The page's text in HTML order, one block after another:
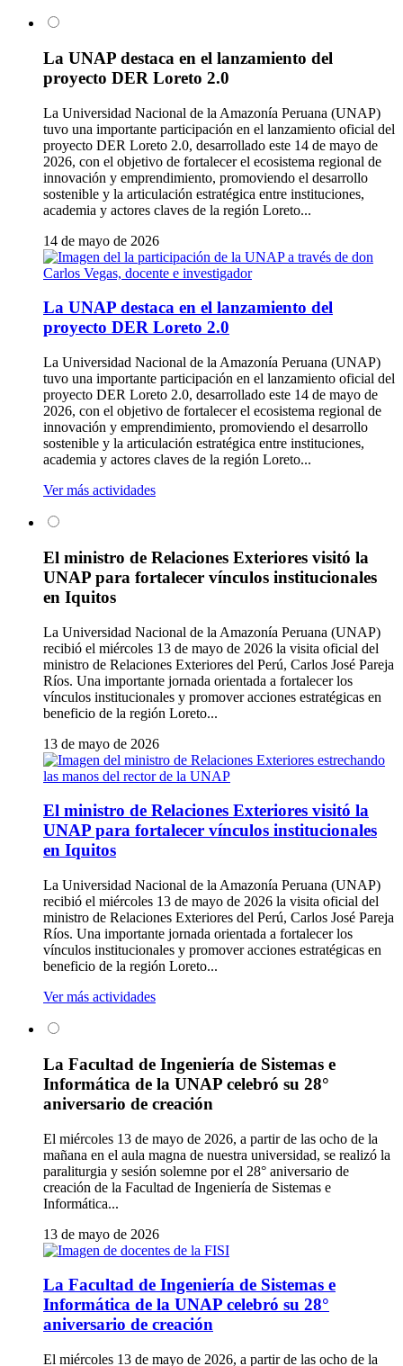
La UNAP destaca en el lanzamiento del
proyecto DER Loreto 2.0
La Universidad Nacional de la Amazonía Peruana (UNAP)
tuvo una importante participación en el lanzamiento oficial del
proyecto DER Loreto 2.0, desarrollado este 14 de mayo de
2026, con el objetivo de fortalecer el ecosistema regional de
innovación y emprendimiento, promoviendo el desarrollo
sostenible y la articulación estratégica entre instituciones,
academia y actores claves de la región Loreto...
14 de mayo de 2026
La UNAP destaca en el lanzamiento del
proyecto DER Loreto 2.0
La Universidad Nacional de la Amazonía Peruana (UNAP)
tuvo una importante participación en el lanzamiento oficial del
proyecto DER Loreto 2.0, desarrollado este 14 de mayo de
2026, con el objetivo de fortalecer el ecosistema regional de
innovación y emprendimiento, promoviendo el desarrollo
sostenible y la articulación estratégica entre instituciones,
academia y actores claves de la región Loreto...
Ver más actividades
El ministro de Relaciones Exteriores visitó la
UNAP para fortalecer vínculos institucionales
en Iquitos
La Universidad Nacional de la Amazonía Peruana (UNAP)
recibió el miércoles 13 de mayo de 2026 la visita oficial del
ministro de Relaciones Exteriores del Perú, Carlos José Pareja
Ríos. Una importante jornada orientada a fortalecer los
vínculos institucionales y promover acciones estratégicas en
beneficio de la región Loreto...
13 de mayo de 2026
El ministro de Relaciones Exteriores visitó la
UNAP para fortalecer vínculos institucionales
en Iquitos
La Universidad Nacional de la Amazonía Peruana (UNAP)
recibió el miércoles 13 de mayo de 2026 la visita oficial del
ministro de Relaciones Exteriores del Perú, Carlos José Pareja
Ríos. Una importante jornada orientada a fortalecer los
vínculos institucionales y promover acciones estratégicas en
beneficio de la región Loreto...
Ver más actividades
La Facultad de Ingeniería de Sistemas e
Informática de la UNAP celebró su 28°
aniversario de creación
El miércoles 13 de mayo de 2026, a partir de las ocho de la
mañana en el aula magna de nuestra universidad, se realizó la
paraliturgia y sesión solemne por el 28° aniversario de
creación de la Facultad de Ingeniería de Sistemas e
Informática...
13 de mayo de 2026
La Facultad de Ingeniería de Sistemas e
Informática de la UNAP celebró su 28°
aniversario de creación
El miércoles 13 de mayo de 2026, a partir de las ocho de la